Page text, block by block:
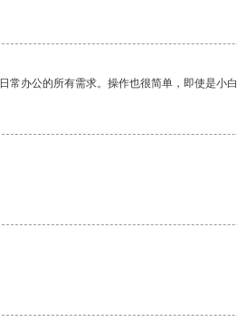
办公的所有需求。操作也很简单，即使是小白